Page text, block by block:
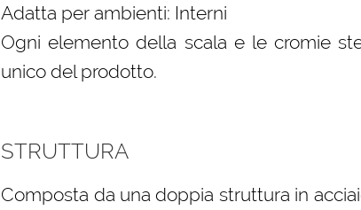
Adatta per ambienti: Interni
Ogni elemento della scala e le cromie
unico del prodotto.
STRUTTURA
Composta da una doppia struttura in